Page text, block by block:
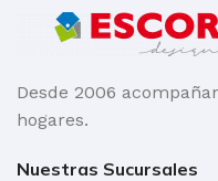
Desde 2006
hogares.
Nuestras Sucursales